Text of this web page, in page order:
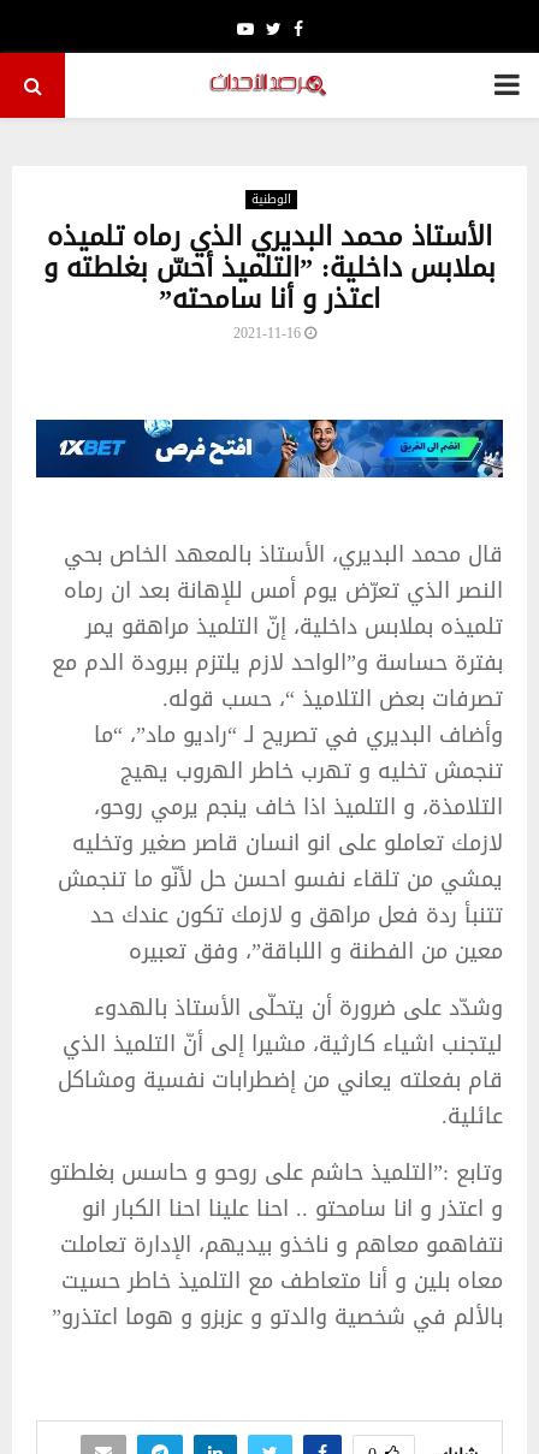
Facebook
Twitter
Youtube
PRIMARY
الوطنية
الأستاذ محمد البديري الذي رماه تلميذه
بملابس داخلية: ”التلميذ أحسّ بغلطته و
اعتذر و أنا سامحته”
2021-11-16
قال محمد البديري، الأستاذ بالمعهد الخاص بحي
النصر الذي تعرّض يوم أمس للإهانة بعد ان رماه
تلميذه بملابس داخلية، إنّ التلميذ مراهقو يمر
بفترة حساسة و”الواحد لازم يلتزم ببرودة الدم مع
تصرفات بعض التلاميذ “، حسب قوله.
وأضاف البديري في تصريح لـ “راديو ماد”، “ما
تنجمش تخليه و تهرب خاطر الهروب يهيج
التلامذة، و التلميذ اذا خاف ينجم يرمي روحو،
لازمك تعاملو على انو انسان قاصر صغير وتخليه
يمشي من تلقاء نفسو احسن حل لأنّو ما تنجمش
تتنبأ ردة فعل مراهق و لازمك تكون عندك حد
معين من الفطنة و اللباقة”، وفق تعبيره
وشدّد على ضرورة أن يتحلّى الأستاذ بالهدوء
ليتجنب اشياء كارثية، مشيرا إلى أنّ التلميذ الذي
قام بفعلته يعاني من إضطرابات نفسية ومشاكل
عائلية.
وتابع :”التلميذ حاشم على روحو و حاسس بغلطتو
و اعتذر و انا سامحتو .. احنا علينا احنا الكبار انو
نتفاهمو معاهم و ناخذو بيديهم، الإدارة تعاملت
معاه بلين و أنا متعاطف مع التلميذ خاطر حسيت
بالألم في شخصية والدتو و عزبزو و هوما اعتذرو”